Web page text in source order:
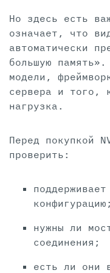
Но здесь есть
означает, что
автоматически
большую
модели,
сервера и того,
нагрузка.
Перед покупкой
проверить:
конфигурацию;
нужны ли
соединения;
есть ли они